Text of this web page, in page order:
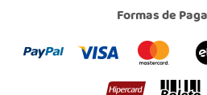
Formas de